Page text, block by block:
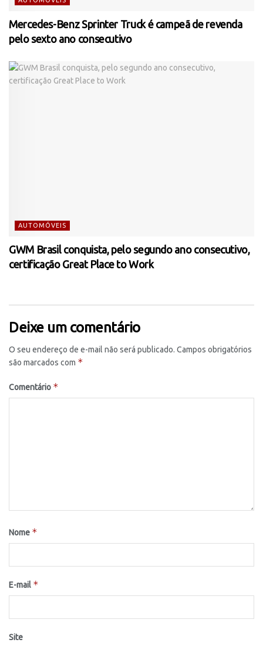
Mercedes-Benz Sprinter Truck é campeã de revenda
pelo sexto ano consecutivo
AUTOMÓVEIS
GWM Brasil conquista, pelo segundo ano consecutivo,
certificação Great Place to Work
Deixe um comentário
O seu endereço de e-mail não será publicado. Campos obrigatórios
são marcados com *
Comentário *
Nome *
E-mail *
Site